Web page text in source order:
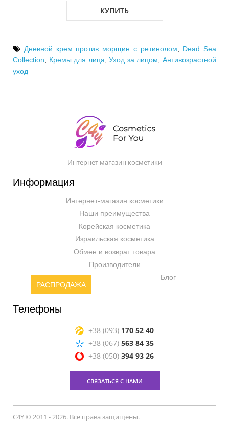
КУПИТЬ
Дневной крем против морщин с ретинолом, Dead Sea
Collection, Кремы для лица,Уход за лицом,Антивозрастной
уход
Интернет магазин косметики
Информация
Интернет-магазин косметики
Наши преимущества
Корейская косметика
Израильская косметика
Обмен и возврат товара
Производители
РАСПРОДАЖА
Блог
Телефоны
+38 (093) 170 52 40
+38 (067) 563 84 35
+38 (050) 394 93 26
СВЯЗАТЬСЯ С НАМИ
C4Y © 2011 - 2026. Все права защищены.